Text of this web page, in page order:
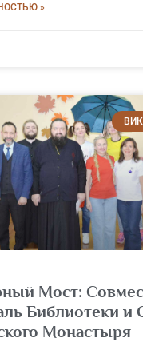
»
Мост:
Библиотеки и
Монастыря